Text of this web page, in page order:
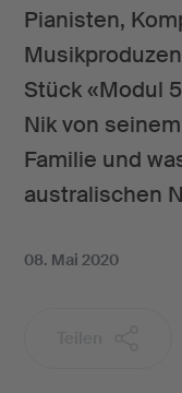
Pianisten,
Stück «Modul
Nik von
Familie und
australischen
08. Mai 2020